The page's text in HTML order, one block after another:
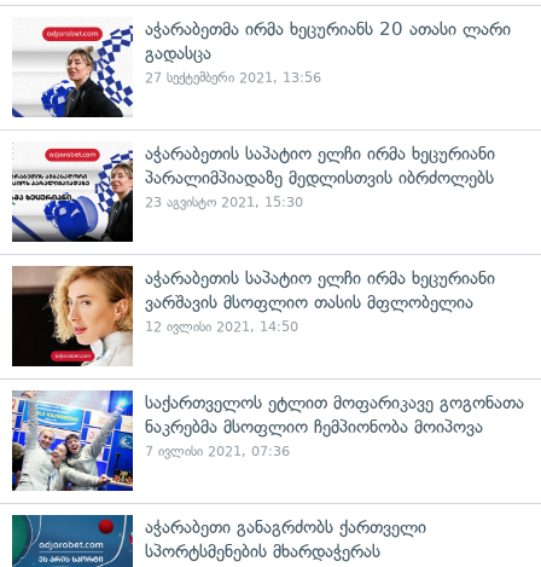
აჭარაბეთმა ირმა ხეცურიანს 20 ათასი ლარი
გადასცა
27 სექტემბერი 2021, 13:56
აჭარაბეთის საპატიო ელჩი ირმა ხეცურიანი
პარალიმპიადაზე მედლისთვის იბრძოლებს
23 აგვისტო 2021, 15:30
აჭარაბეთის საპატიო ელჩი ირმა ხეცურიანი
ვარშავის მსოფლიო თასის მფლობელია
12 ივლისი 2021, 14:50
საქართველოს ეტლით მოფარიკავე გოგონათა
ნაკრებმა მსოფლიო ჩემპიონობა მოიპოვა
7 ივლისი 2021, 07:36
აჭარაბეთი განაგრძობს ქართველი
სპორტსმენების მხარდაჭერას